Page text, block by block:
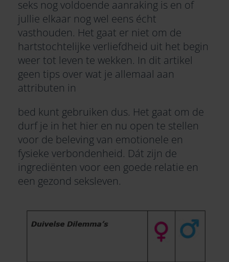
seks nog voldoende aanraking is en of
jullie elkaar nog wel eens écht
vasthouden. Het gaat er niet om de
hartstochtelijke verliefdheid uit het begin
weer tot leven te wekken. In dit artikel
geen tips over wat je allemaal aan
attributen in
bed kunt gebruiken dus. Het gaat om de
durf je in het hier en nu open te stellen
voor de beleving van emotionele en
fysieke verbondenheid. Dát zijn de
ingrediënten voor een goede relatie en
een gezond seksleven.